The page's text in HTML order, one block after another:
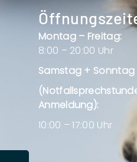
Montag – Freitag:
8:00 – 20:00 Uhr
Samstag + Sonntag
Anmeldung):
10:00 – 17:00 Uhr